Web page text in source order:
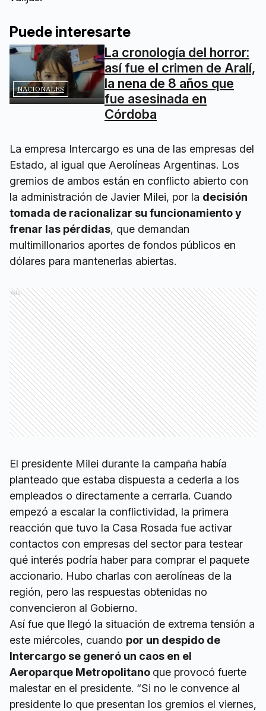
Puede interesarte
NACIONALES
La cronología del horror:
así fue el crimen de Aralí,
la nena de 8 años que
fue asesinada en
Córdoba
La empresa Intercargo es una de las empresas del
Estado, al igual que Aerolíneas Argentinas. Los
gremios de ambos están en conflicto abierto con
la administración de Javier Milei, por la decisión
tomada de racionalizar su funcionamiento y
frenar las pérdidas, que demandan
multimillonarios aportes de fondos públicos en
dólares para mantenerlas abiertas.
Ads
El presidente Milei durante la campaña había
planteado que estaba dispuesta a cederla a los
empleados o directamente a cerrarla. Cuando
empezó a escalar la conflictividad, la primera
reacción que tuvo la Casa Rosada fue activar
contactos con empresas del sector para testear
qué interés podría haber para comprar el paquete
accionario. Hubo charlas con aerolíneas de la
región, pero las respuestas obtenidas no
convencieron al Gobierno.
Así fue que llegó la situación de extrema tensión a
este miércoles, cuando por un despido de
Intercargo se generó un caos en el
Aeroparque Metropolitano que provocó fuerte
malestar en el presidente. “Si no le convence al
presidente lo que presentan los gremios el viernes,